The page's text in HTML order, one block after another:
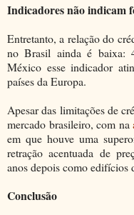
Indicadores não indicam
Entretanto, a relação do
no Brasil ainda é baixa:
México esse indicador
países da Europa.
Apesar das limitações de
mercado brasileiro, com na
em que houve uma
retração acentuada de
anos depois como edifícios
Conclusão